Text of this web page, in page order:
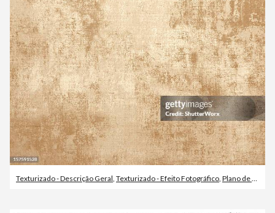
Texturizado - Descrição Geral Texturizado - Efeito Fotográfico Plano de Fundo